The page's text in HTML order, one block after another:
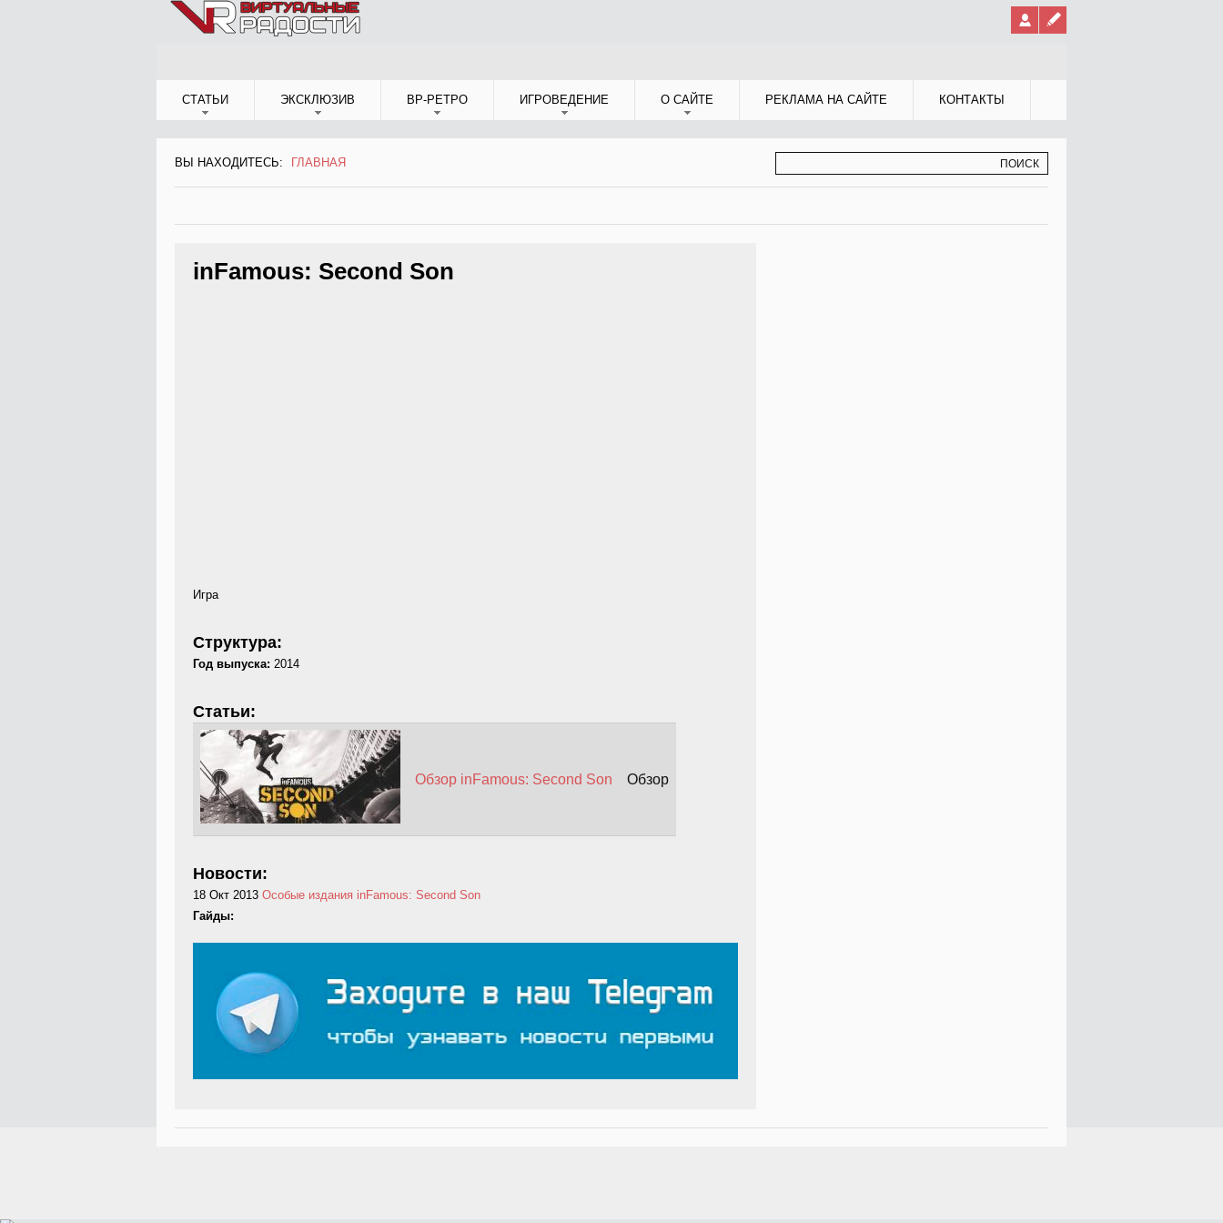
СТАТЬИ ЭКСКЛЮЗИВ ВР-РЕТРО ИГРОВЕДЕНИЕ О САЙТЕ РЕКЛАМА НА САЙТЕ КОНТАКТЫ
ВЫ НАХОДИТЕСЬ:
ВЫ НАХОДИТЕСЬ
ГЛАВНАЯ
inFamous: Second Son
Игра
Структура:
Год выпуска: 2014
Статьи:
Обзор inFamous: Second Son Обзор
Новости:
18 Окт 2013 Особые издания inFamous: Second Son
Гайды: